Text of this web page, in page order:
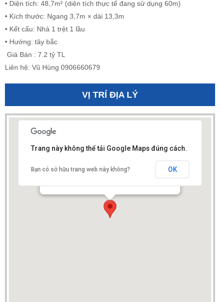
• Diện tích: 48,7m² (diện tích thực tế đang sử dụng 60m)
• Kích thước: Ngang 3,7m × dài 13,3m
• Kết cấu: Nhà 1 trệt 1 lầu
• Hướng: tây bắc
Giá Bán : 7.2 tỷ TL
Liên hệ: Vũ Hùng 0906660679
VỊ TRÍ ĐỊA LÝ
Trang này không thể tải Google Maps đúng cách.
Bạn có sở hữu trang web này không? OK